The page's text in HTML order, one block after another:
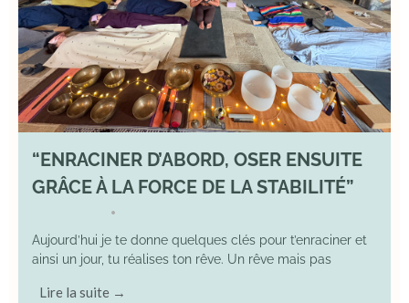
“ENRACINER D’ABORD, OSER ENSUITE
GRÂCE À LA FORCE DE LA STABILITÉ”
•
Aujourd’hui je te donne quelques clés pour t’enraciner et
ainsi un jour, tu réalises ton rêve. Un rêve mais pas
Lire la suite →